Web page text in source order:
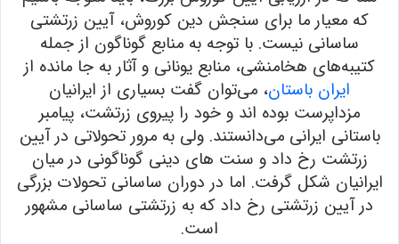
که معیار ما برای سنجش دین کوروش، آیین زرتشتی
ساسانی نیست. با توجه به منابع گوناگون از جمله
کتیبه‌های هخامنشی، منابع یونانی و آثار به جا مانده از
ایران باستان، می‌توان گفت بسیاری از ایرانیان
مزداپرست بوده اند و خود را پیروی زرتشت، پیامبر
باستانی ایرانی می‌دانستند. ولی به مرور تحولاتی در آیین
زرتشت رخ داد و سنت های دینی گوناگونی در میان
ایرانیان شکل گرفت. اما در دوران ساسانی تحولات بزرگی
در آیین زرتشتی رخ داد که به زرتشتی ساسانی مشهور
است.